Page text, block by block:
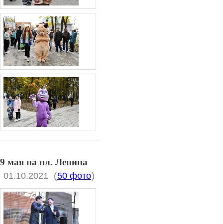
9 мая на пл. Ленина
01.10.2021 (50 фото)